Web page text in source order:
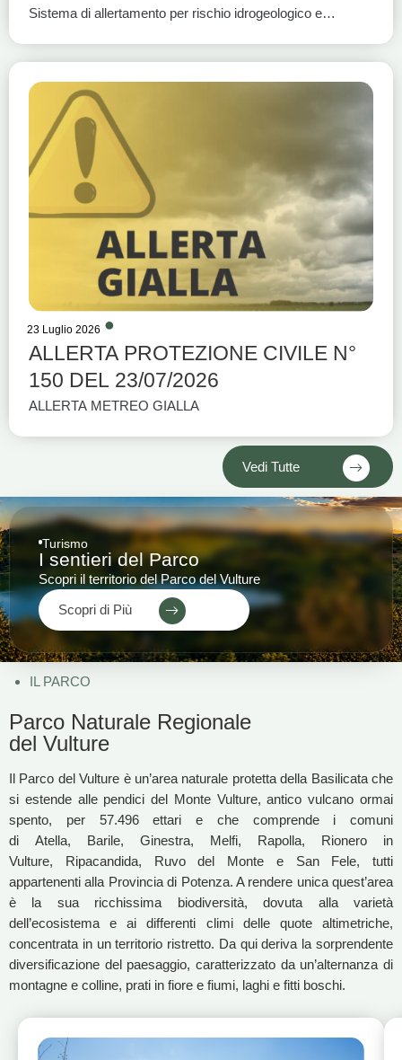
Sistema di allertamento per rischio idrogeologico e
OGGI 28/07/2026
23 Luglio 2026
ALLERTA PROTEZIONE CIVILE N°
150 DEL 23/07/2026
ALLERTA METREO GIALLA
Vedi Tutte
Turismo
I sentieri del Parco
Scopri il territorio del Parco del Vulture
Scopri di Più
IL PARCO
Parco Naturale Regionale
del Vulture
Il Parco del Vulture è un’area naturale protetta della Basilicata che
si estende alle pendici del Monte Vulture, antico vulcano ormai
spento, per 57.496 ettari e che comprende i comuni
di Atella, Barile, Ginestra, Melfi, Rapolla, Rionero in
Vulture, Ripacandida, Ruvo del Monte e San Fele, tutti
appartenenti alla Provincia di Potenza. A rendere unica quest’area
è la sua ricchissima biodiversità, dovuta alla varietà
dell’ecosistema e ai differenti climi delle quote altimetriche,
concentrata in un territorio ristretto. Da qui deriva la sorprendente
diversificazione del paesaggio, caratterizzato da un’alternanza di
montagne e colline, prati in fiore e fiumi, laghi e fitti boschi.